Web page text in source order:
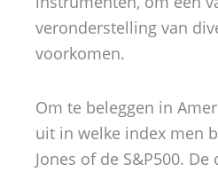
veronderstelling van
voorkomen.
Om te beleggen in
uit in welke index men
Jones of de S&P500.